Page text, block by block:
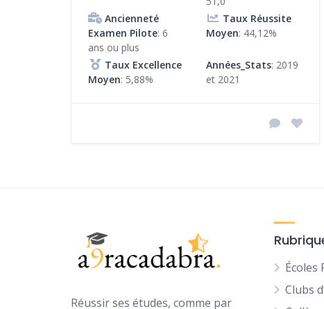
Ancienneté
Examen Pilote: 6
ans ou plus
Taux Réussite
Moyen: 44,12%
Taux Excellence
Moyen: 5,88%
Années_Stats: 2019
et 2021
Réussir ses études, comme par
Écoles
Clubs